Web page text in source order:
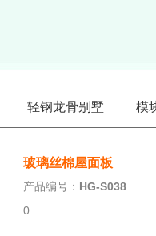
轻钢龙骨别墅 模
玻璃丝棉屋面板
产品编号： HG-S038
0